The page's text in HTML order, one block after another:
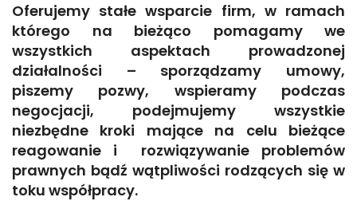
Oferujemy stałe wsparcie firm, w ramach
którego na bieżąco pomagamy we
wszystkich aspektach prowadzonej
działalności – sporządzamy umowy,
piszemy pozwy, wspieramy podczas
negocjacji, podejmujemy wszystkie
niezbędne kroki mające na celu bieżące
reagowanie i rozwiązywanie problemów
prawnych bądź wątpliwości rodzących się w
toku współpracy.